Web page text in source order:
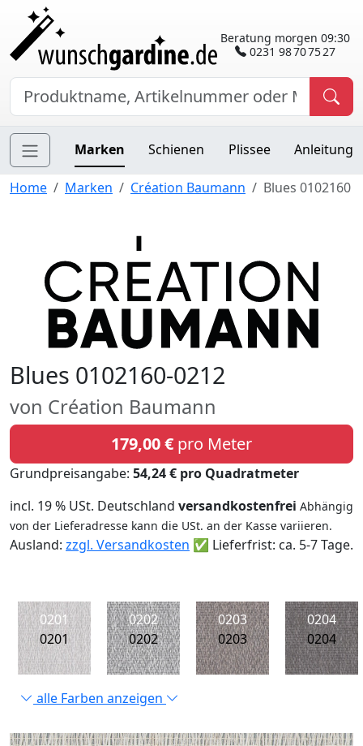
Beratung morgen 09:30
0231 98 70 75 27
Marken Schienen Plissee Anleitung
Home Marken Création Baumann Blues 0102160
Blues 0102160-0212
von Création Baumann
179,00 € pro Meter
Grundpreisangabe: 54,24 € pro Quadratmeter
incl. 19 % USt. Deutschland versandkostenfrei Abhängig
von der Lieferadresse kann die USt. an der Kasse variieren.
Ausland: zzgl. Versandkosten ✅ Lieferfrist: ca. 5-7 Tage.
0201
0201
0202
0202
0203
0203
0204
0204
alle Farben anzeigen